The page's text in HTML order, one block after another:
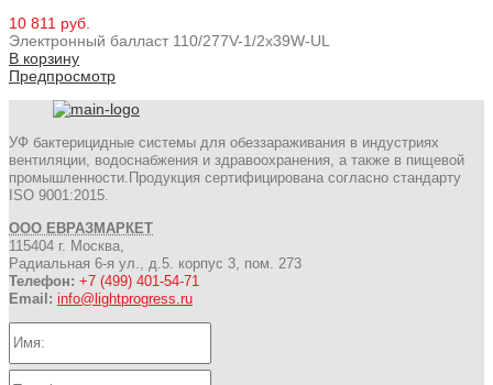
10 811 руб.
Электронный балласт 110/277V-1/2x39W-UL
В корзину
Предпросмотр
УФ бактерицидные системы для обеззараживания в индустриях
вентиляции, водоснабжения и здравоохранения, а также в пищевой
промышленности.Продукция сертифицирована согласно стандарту
ISO 9001:2015.
ООО ЕВРАЗМАРКЕТ
115404 г. Москва,
Радиальная 6-я ул., д.5. корпус 3, пом. 273
Телефон: +7 (499) 401-54-71
Email: info@lightprogress.ru